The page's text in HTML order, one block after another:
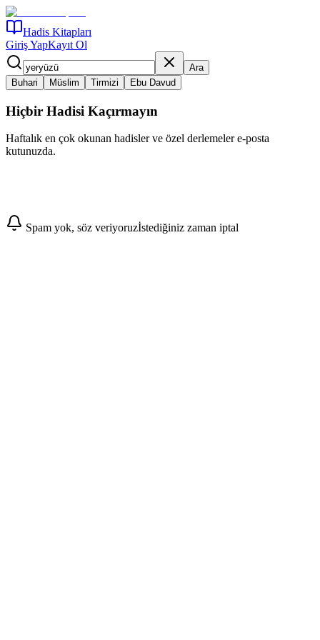
Hadis Kitapları
Giriş YapKayıt Ol
Ara
Buhari
Müslim Tirmizi Ebu Davud
Hiçbir Hadisi Kaçırmayın
Haftalık en çok okunan hadisler ve özel derlemeler e-posta
kutunuzda.
Abone Ol
Spam yok, söz veriyoruzİstediğiniz zaman iptal